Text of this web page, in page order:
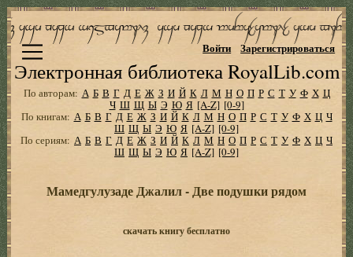
Электронная библиотека RoyalLib.com
Войти Зарегистрироваться
По авторам: А Б В Г Д Е Ж З И Й К Л М Н О П Р С Т У Ф Х Ц
Ч Ш Щ Ы Э Ю Я [A-Z] [0-9]
По книгам: А Б В Г Д Е Ж З И Й К Л М Н О П Р С Т У Ф Х Ц Ч
Ш Щ Ы Э Ю Я [A-Z] [0-9]
По сериям: А Б В Г Д Е Ж З И Й К Л М Н О П Р С Т У Ф Х Ц Ч
Ш Щ Ы Э Ю Я [A-Z] [0-9]
Мамедгулузаде Джалил - Две подушки рядом
скачать книгу бесплатно